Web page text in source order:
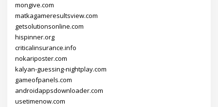
mongive.com
matkagameresultsview.com
getsolutionsonline.com
hispinner.org
criticalinsurance.info
nokariposter.com
kalyan-guessing-nightplay.com
gameofpanels.com
androidappsdownloader.com
usetimenow.com